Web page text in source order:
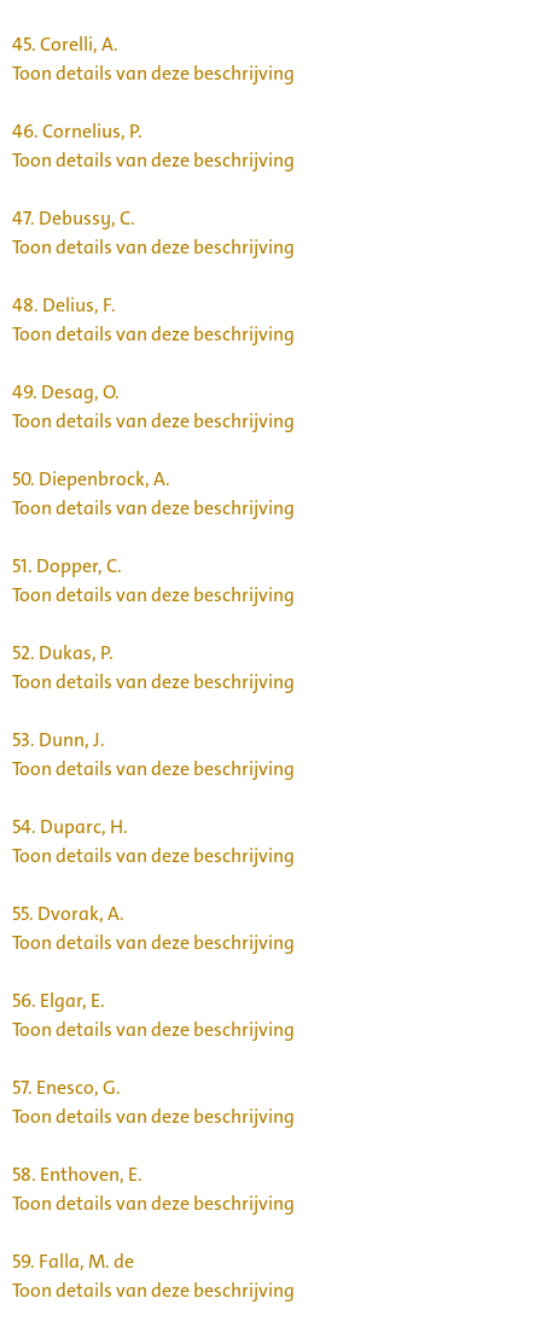
45.Corelli, A.
Toon details van deze beschrijving
46.Cornelius, P.
Toon details van deze beschrijving
47. Debussy, C.
Toon details van deze beschrijving
48. Delius, F.
Toon details van deze beschrijving
49. Desag, O.
Toon details van deze beschrijving
50. Diepenbrock, A.
Toon details van deze beschrijving
51. Dopper, C.
Toon details van deze beschrijving
52. Dukas, P.
Toon details van deze beschrijving
53. Dunn, J.
Toon details van deze beschrijving
54. Duparc, H.
Toon details van deze beschrijving
55. Dvorak, A.
Toon details van deze beschrijving
56. Elgar, E.
Toon details van deze beschrijving
57. Enesco, G.
Toon details van deze beschrijving
58. Enthoven, E.
Toon details van deze beschrijving
59. Falla, M. de
Toon details van deze beschrijving